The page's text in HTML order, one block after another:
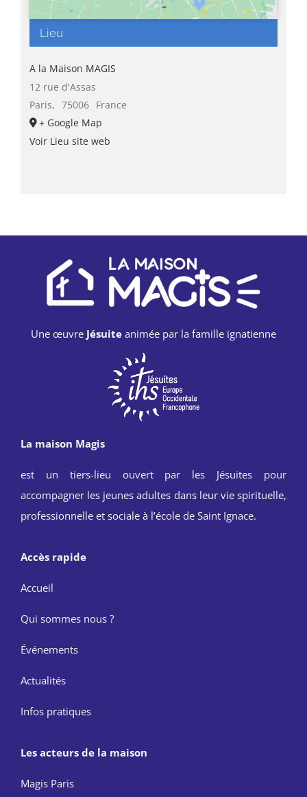
Lieu
A la Maison MAGIS
12 rue d'Assas
Paris, 75006 France
+ Google Map
Voir Lieu site web
Une œuvre Jésuite animée par la famille ignatienne
La maison Magis
est un tiers-lieu ouvert par les Jésuites pour
accompagner les jeunes adultes dans leur vie spirituelle,
professionnelle et sociale à l’école de Saint Ignace.
Accès rapide
Accueil
Qui sommes nous ?
Événements
Actualités
Infos pratiques
Les acteurs de la maison
Magis Paris